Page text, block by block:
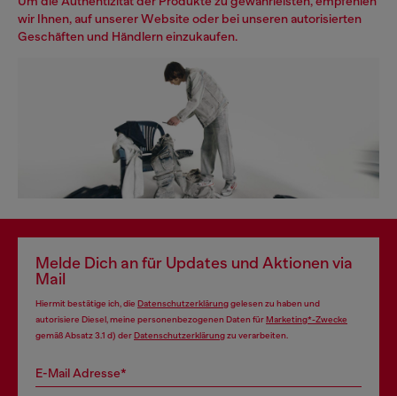
wir Ihnen, auf unserer Website oder bei unseren autorisierten
Geschäften und Händlern einzukaufen.
Melde Dich an für Updates und Aktionen via
Mail
Hiermit bestätige ich, die Datenschutzerklärunggelesen zu haben und
autorisiere Diesel, meine personenbezogenen Daten fürMarketing*-Zwecke
gemäß Absatz 3.1 d) derDatenschutzerklärungzu verarbeiten.
E-Mail Adresse*